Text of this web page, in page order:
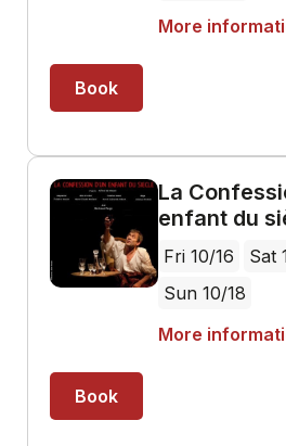
More
Book
La
enfant du
Fri 10/16
Sat
Sun 10/18
More
Book